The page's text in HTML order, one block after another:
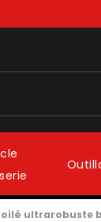
ultrarobuste